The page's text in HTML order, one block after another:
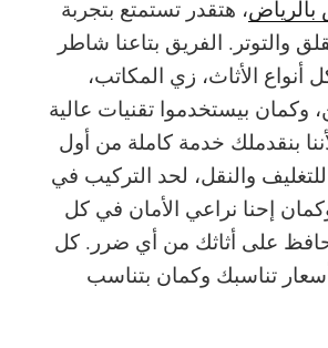
، هتقدر تستمتع بتجربة
والتوتر. الفريق بتاعنا شاطر
أنواع الأثاث، زي المكاتب،
وكمان بيستخدموا تقنيات عالية
بنقدملك خدمة كاملة من أول
والنقل، لحد التركيب في
إحنا نراعي الأمان في كل
على أثاثك من أي ضرر. كل
تناسبك وكمان بتناسب